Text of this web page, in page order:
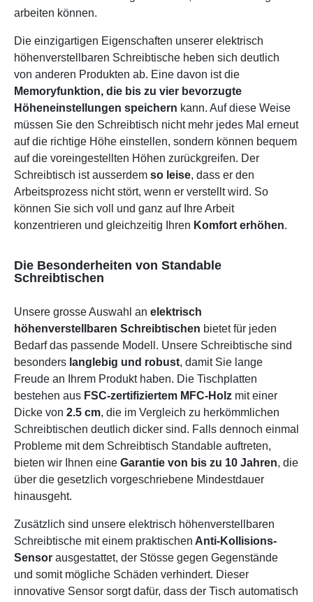
arbeiten können.
Die einzigartigen Eigenschaften unserer elektrisch
höhenverstellbaren Schreibtische heben sich deutlich
von anderen Produkten ab. Eine davon ist die
Memoryfunktion, die bis zu vier bevorzugte
Höheneinstellungen speichern kann. Auf diese Weise
müssen Sie den Schreibtisch nicht mehr jedes Mal erneut
auf die richtige Höhe einstellen, sondern können bequem
auf die voreingestellten Höhen zurückgreifen. Der
Schreibtisch ist ausserdem so leise, dass er den
Arbeitsprozess nicht stört, wenn er verstellt wird. So
können Sie sich voll und ganz auf Ihre Arbeit
konzentrieren und gleichzeitig Ihren Komfort erhöhen.
Die Besonderheiten von Standable
Schreibtischen
Unsere grosse Auswahl an elektrisch
höhenverstellbaren Schreibtischen bietet für jeden
Bedarf das passende Modell. Unsere Schreibtische sind
besonders langlebig und robust, damit Sie lange
Freude an Ihrem Produkt haben. Die Tischplatten
bestehen aus FSC-zertifiziertem MFC-Holz mit einer
Dicke von 2.5 cm, die im Vergleich zu herkömmlichen
Schreibtischen deutlich dicker sind. Falls dennoch einmal
Probleme mit dem Schreibtisch Standable auftreten,
bieten wir Ihnen eine Garantie von bis zu 10 Jahren, die
über die gesetzlich vorgeschriebene Mindestdauer
hinausgeht.
Zusätzlich sind unsere elektrisch höhenverstellbaren
Schreibtische mit einem praktischen Anti-Kollisions-
Sensor ausgestattet, der Stösse gegen Gegenstände
und somit mögliche Schäden verhindert. Dieser
innovative Sensor sorgt dafür, dass der Tisch automatisch